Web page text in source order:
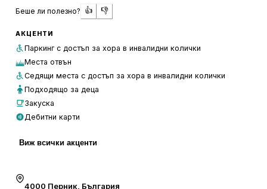
мнения. Докато някои клиенти споделят, че персоналът
обслужването. Независимо от това, кафетерията
остава предпочитано място за много посетители,
благодарение на добрата си локация, вкусните десерти
и приятната атмосфера.
Беше ли полезно? 👍 👎
АКЦЕНТИ
Паркинг с достъп за хора в инвалидни колички
Места отвън
Седящи места с достъп за хора в инвалидни колички
Подходящо за деца
Закуска
Дебитни карти
Виж всички акценти
4000 Перник, България